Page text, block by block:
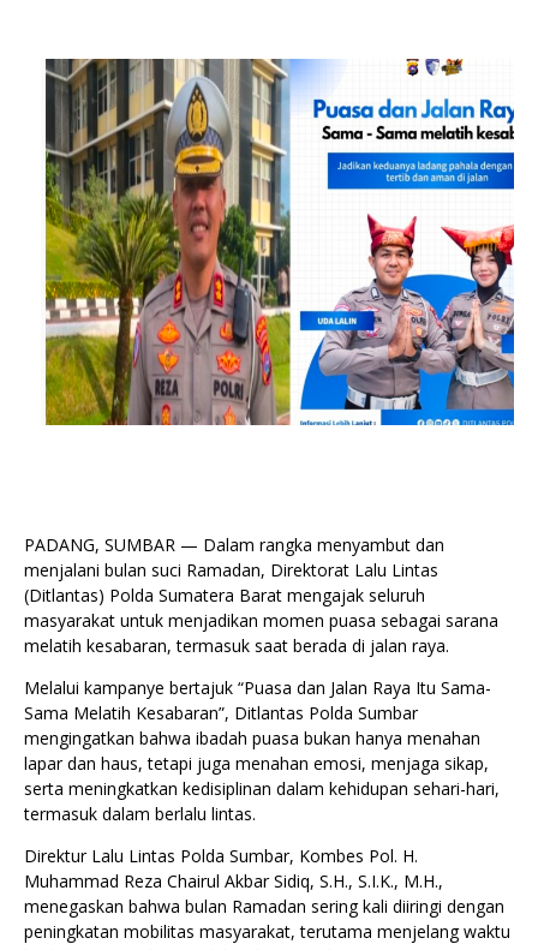
PADANG, SUMBAR — Dalam rangka menyambut dan
menjalani bulan suci Ramadan, Direktorat Lalu Lintas
(Ditlantas) Polda Sumatera Barat mengajak seluruh
masyarakat untuk menjadikan momen puasa sebagai sarana
melatih kesabaran, termasuk saat berada di jalan raya.
Melalui kampanye bertajuk “Puasa dan Jalan Raya Itu Sama-
Sama Melatih Kesabaran”, Ditlantas Polda Sumbar
mengingatkan bahwa ibadah puasa bukan hanya menahan
lapar dan haus, tetapi juga menahan emosi, menjaga sikap,
serta meningkatkan kedisiplinan dalam kehidupan sehari-hari,
termasuk dalam berlalu lintas.
Direktur Lalu Lintas Polda Sumbar, Kombes Pol. H.
Muhammad Reza Chairul Akbar Sidiq, S.H., S.I.K., M.H.,
menegaskan bahwa bulan Ramadan sering kali diiringi dengan
peningkatan mobilitas masyarakat, terutama menjelang waktu